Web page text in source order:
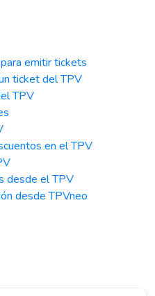
emitir tickets
ticket del TPV
TPV
en el TPV
desde el TPV
desde TPVneo